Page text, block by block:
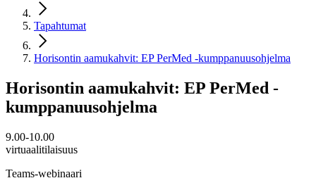
Tapahtumat
Horisontin aamukahvit: EP PerMed -kumppanuusohjelma
Horisontin aamukahvit: EP PerMed -
kumppanuusohjelma
9.00-10.00
virtuaalitilaisuus
Teams-webinaari